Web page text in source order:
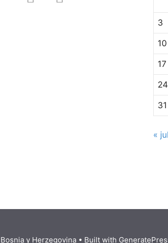
3
10
17
24
31
« jul
y Herzegovina• Built with